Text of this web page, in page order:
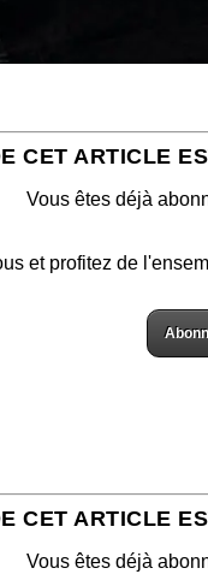
CET ARTICLE
Vous êtes déjà
et profitez de
CET ARTICLE
Vous êtes déjà